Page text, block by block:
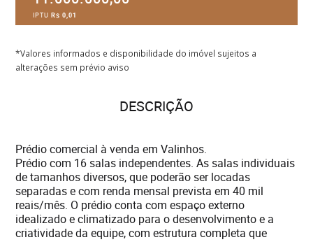
IPTUR$ 0,01
*Valores informados e disponibilidade do imóvel sujeitos a
alterações sem prévio aviso
DESCRIÇÃO
Prédio comercial à venda em Valinhos.
Prédio com 16 salas independentes. As salas individuais
de tamanhos diversos, que poderão ser locadas
separadas e com renda mensal prevista em 40 mil
reais/mês. O prédio conta com espaço externo
idealizado e climatizado para o desenvolvimento e a
criatividade da equipe, com estrutura completa que